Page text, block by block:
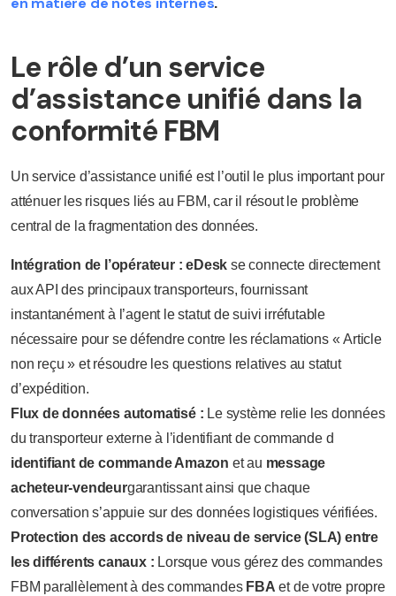
.
Le rôle d’un service
d’assistance unifié dans la
conformité FBM
Un service d’assistance unifié est l’outil le plus important pour
atténuer les risques liés au FBM, car il résout le problème
central de la fragmentation des données.
Intégration de l’opérateur : eDesk se connecte directement
aux API des principaux transporteurs, fournissant
instantanément à l’agent le statut de suivi irréfutable
nécessaire pour se défendre contre les réclamations « Article
non reçu » et résoudre les questions relatives au statut
d’expédition.
Flux de données automatisé : Le système relie les données
du transporteur externe à l’identifiant de commande d
identifiant de commande Amazon et au message
acheteur-vendeurgarantissant ainsi que chaque
conversation s’appuie sur des données logistiques vérifiées.
Protection des accords de niveau de service (SLA) entre
les différents canaux : Lorsque vous gérez des commandes
FBM parallèlement à des commandes FBA et de votre propre